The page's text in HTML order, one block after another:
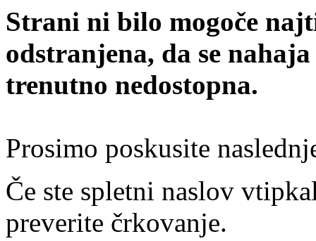
Strani ni bilo mogoče
odstranjena, da se
trenutno nedostopna.
Prosimo poskusite
Če ste spletni naslov
preverite črkovanje.